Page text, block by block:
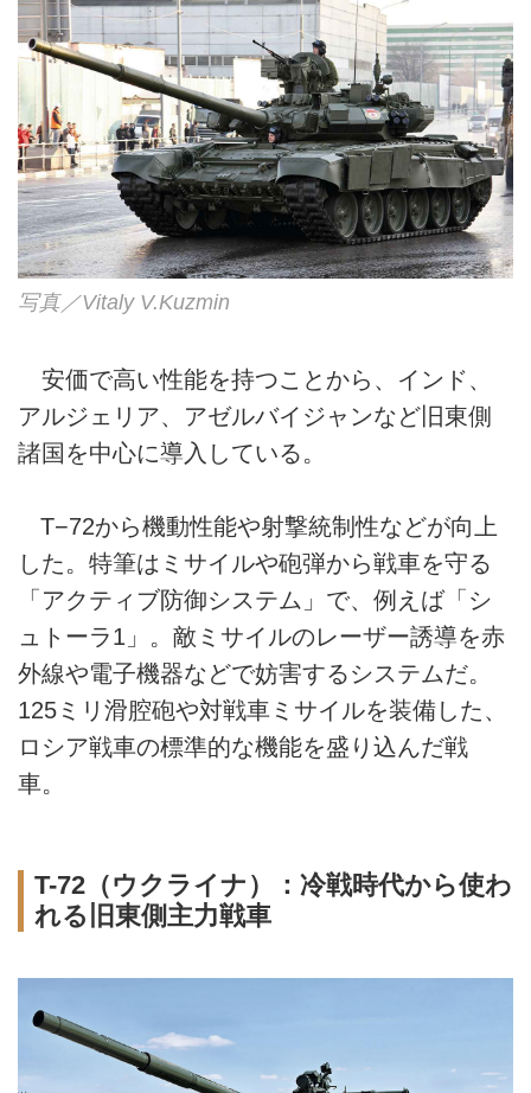
写真／Vitaly V.Kuzmin
安価で高い性能を持つことから、インド、
アルジェリア、アゼルバイジャンなど旧東側
諸国を中心に導入している。
T−72から機動性能や射撃統制性などが向上
した。特筆はミサイルや砲弾から戦車を守る
「アクティブ防御システム」で、例えば「シ
ュトーラ1」。敵ミサイルのレーザー誘導を赤
外線や電子機器などで妨害するシステムだ。
125ミリ滑腔砲や対戦車ミサイルを装備した、
ロシア戦車の標準的な機能を盛り込んだ戦
車。
T-72（ウクライナ）：冷戦時代から使わ
れる旧東側主力戦車